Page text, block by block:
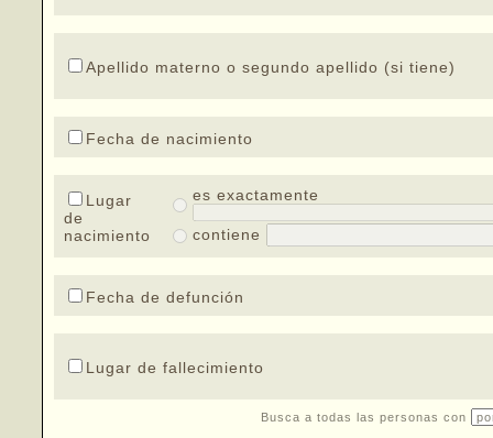
Apellido materno o segundo apellido (si tiene)
Fecha de nacimiento
Lugar
de
nacimiento
es exactamente
contiene
Fecha de defunción
Lugar de fallecimiento
Busca a todas las personas con